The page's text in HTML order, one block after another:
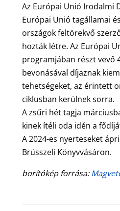
Az Európai Unió Irodalmi
Európai Unió tagállamai
országok feltörekvő
hozták létre. Az Európai
programjában részt vevő
bevonásával díjaznak
tehetségeket, az érintett
ciklusban kerülnek sorra.
A zsűri hét tagja
kinek ítéli oda idén a
A 2024-es nyerteseket
Brüsszeli Könyvvásáron.
borítókép forrása: